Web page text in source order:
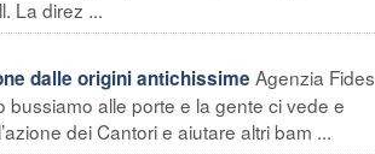
La direz ...
dalle origini antichissime Agenzia Fides
bussiamo alle porte e la gente ci vede e
dei Cantori e aiutare altri bam ...